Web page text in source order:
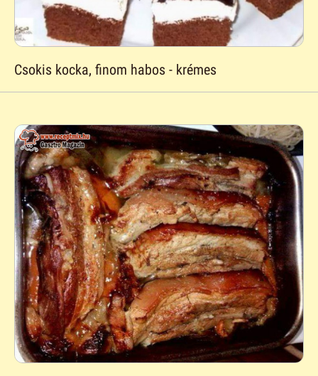
Csokis kocka, finom habos - krémes